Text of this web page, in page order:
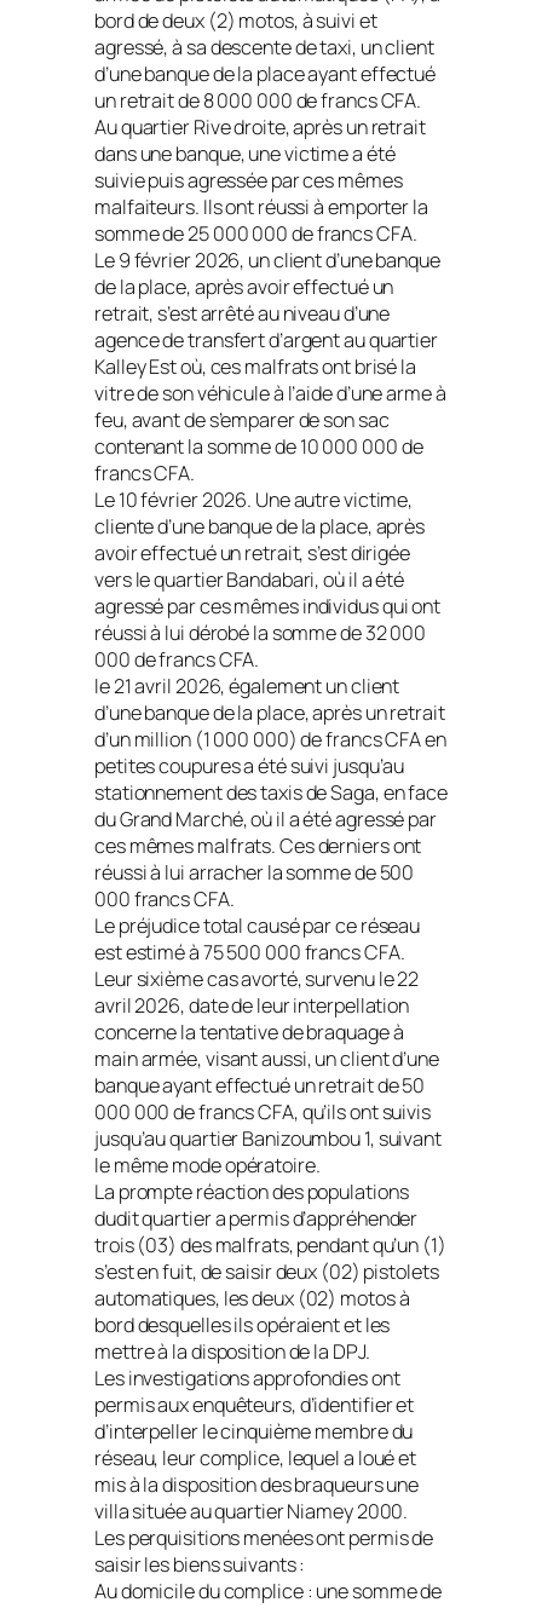
bord de deux (2) motos, à suivi et
agressé, à sa descente de taxi, un client
d’une banque de la place ayant effectué
un retrait de 8 000 000 de francs CFA.
Au quartier Rive droite, après un retrait
dans une banque, une victime a été
suivie puis agressée par ces mêmes
malfaiteurs. Ils ont réussi à emporter la
somme de 25 000 000 de francs CFA.
Le 9 février 2026, un client d’une banque
de la place, après avoir effectué un
retrait, s’est arrêté au niveau d’une
agence de transfert d’argent au quartier
Kalley Est où, ces malfrats ont brisé la
vitre de son véhicule à l’aide d’une arme à
feu, avant de s’emparer de son sac
contenant la somme de 10 000 000 de
francs CFA.
Le 10 février 2026. Une autre victime,
cliente d’une banque de la place, après
avoir effectué un retrait, s’est dirigée
vers le quartier Bandabari, où il a été
agressé par ces mêmes individus qui ont
réussi à lui dérobé la somme de 32 000
000 de francs CFA.
le 21 avril 2026, également un client
d’une banque de la place, après un retrait
d’un million (1 000 000) de francs CFA en
petites coupures a été suivi jusqu’au
stationnement des taxis de Saga, en face
du Grand Marché, où il a été agressé par
ces mêmes malfrats. Ces derniers ont
réussi à lui arracher la somme de 500
000 francs CFA.
Le préjudice total causé par ce réseau
est estimé à 75 500 000 francs CFA.
Leur sixième cas avorté, survenu le 22
avril 2026, date de leur interpellation
concerne la tentative de braquage à
main armée, visant aussi, un client d’une
banque ayant effectué un retrait de 50
000 000 de francs CFA, qu’ils ont suivis
jusqu’au quartier Banizoumbou 1, suivant
le même mode opératoire.
La prompte réaction des populations
dudit quartier a permis d’appréhender
trois (03) des malfrats, pendant qu’un (1)
s’est en fuit, de saisir deux (02) pistolets
automatiques, les deux (02) motos à
bord desquelles ils opéraient et les
mettre à la disposition de la DPJ.
Les investigations approfondies ont
permis aux enquêteurs, d’identifier et
d’interpeller le cinquième membre du
réseau, leur complice, lequel a loué et
mis à la disposition des braqueurs une
villa située au quartier Niamey 2000.
Les perquisitions menées ont permis de
saisir les biens suivants :
Au domicile du complice : une somme de